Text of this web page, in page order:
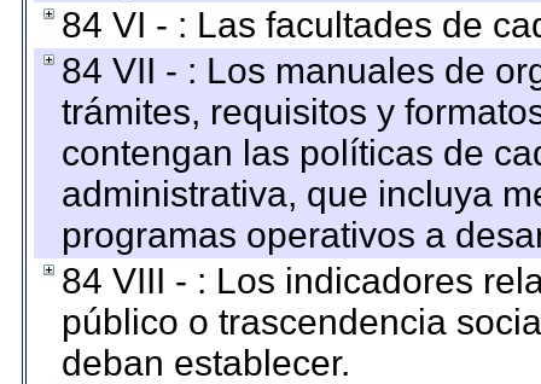
84 VI - : Las facultades de
84 VII - : Los manuales de
trámites, requisitos y
contengan las políticas de
administrativa, que incluya
programas operativos a
84 VIII - : Los indicadores
público o trascendencia
deban establecer.